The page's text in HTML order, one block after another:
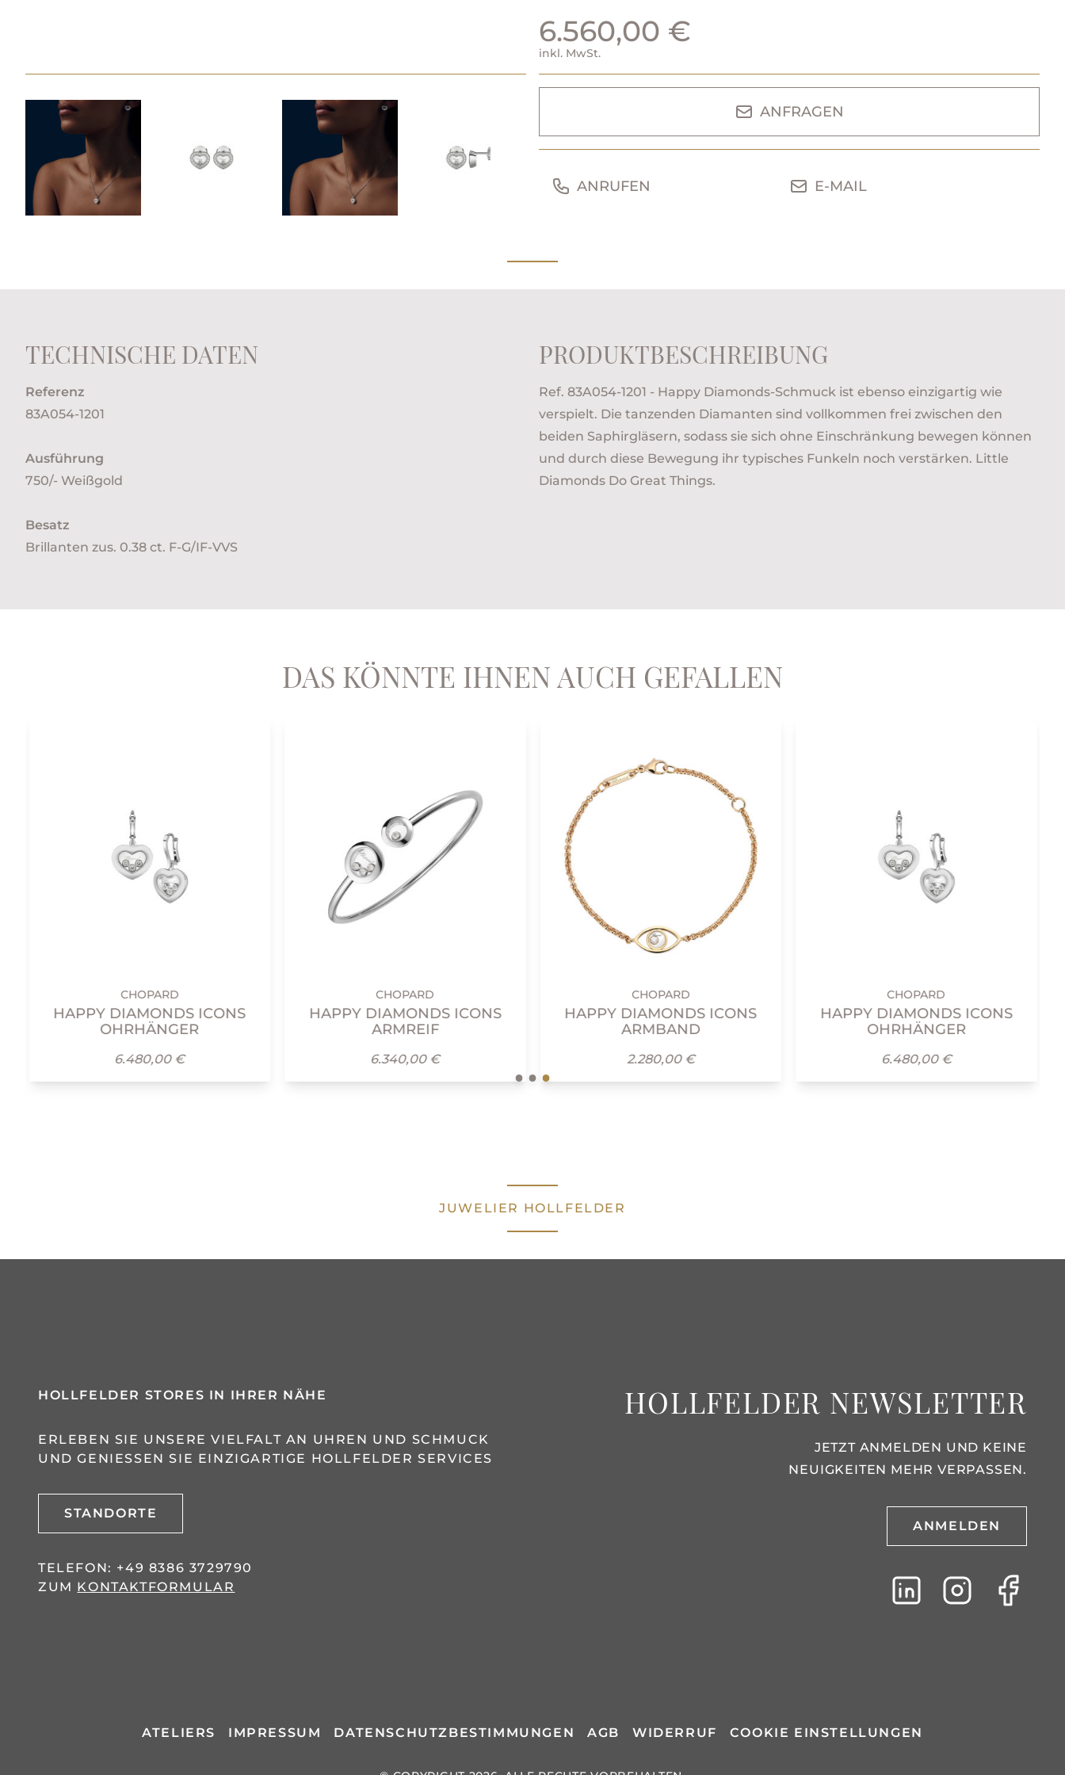
6.560,00 €
inkl. MwSt.
ANFRAGEN
ANRUFEN E-MAIL
TECHNISCHE DATEN
Referenz
83A054-1201
Ausführung
750/- Weißgold
Besatz
Brillanten zus. 0.38 ct. F-G/IF-VVS
PRODUKTBESCHREIBUNG
Ref. 83A054-1201 - Happy Diamonds-Schmuck ist ebenso einzigartig wie
verspielt. Die tanzenden Diamanten sind vollkommen frei zwischen den
beiden Saphirgläsern, sodass sie sich ohne Einschränkung bewegen können
und durch diese Bewegung ihr typisches Funkeln noch verstärken. Little
Diamonds Do Great Things.
DAS KÖNNTE IHNEN AUCH GEFALLEN
CHOPARD
HAPPY DIAMONDS ICONS
OHRHÄNGER
6.480,00 €
CHOPARD
HAPPY DIAMONDS ICONS
ARMREIF
6.340,00 €
CHOPARD
HAPPY DIAMONDS ICONS
ARMBAND
2.280,00 €
CHOPARD
HAPPY DIAMONDS ICONS
OHRHÄNGER
6.480,00 €
JUWELIER HOLLFELDER
HOLLFELDER STORES IN IHRER NÄHE
ERLEBEN SIE UNSERE VIELFALT AN UHREN UND SCHMUCK
UND GENIESSEN SIE EINZIGARTIGE HOLLFELDER SERVICES
STANDORTE
TELEFON: +49 8386 3729790
ZUM KONTAKTFORMULAR
HOLLFELDER NEWSLETTER
JETZT ANMELDEN UND KEINE
NEUIGKEITEN MEHR VERPASSEN.
ANMELDEN
ATELIERS IMPRESSUM DATENSCHUTZBESTIMMUNGEN AGB WIDERRUF COOKIE EINSTELLUNGEN